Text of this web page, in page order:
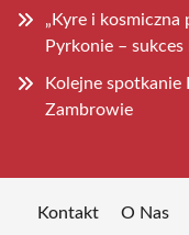
„Kyre i kosmiczna
Pyrkonie –
Kolejne
Zambrowie
Kontakt O Nas